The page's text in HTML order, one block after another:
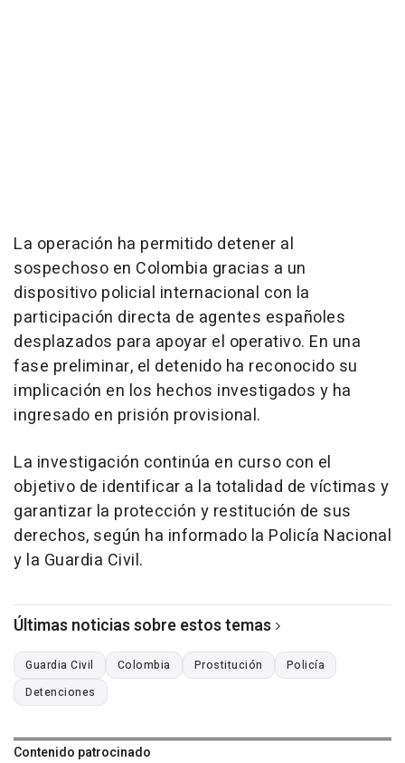
La operación ha permitido detener al
sospechoso en Colombia gracias a un
dispositivo policial internacional con la
participación directa de agentes españoles
desplazados para apoyar el operativo. En una
fase preliminar, el detenido ha reconocido su
implicación en los hechos investigados y ha
ingresado en prisión provisional.
La investigación continúa en curso con el
objetivo de identificar a la totalidad de víctimas y
garantizar la protección y restitución de sus
derechos, según ha informado la Policía Nacional
y la Guardia Civil.
Últimas noticias sobre estos temas
Guardia Civil Colombia Prostitución
Policía
Detenciones
Contenido patrocinado